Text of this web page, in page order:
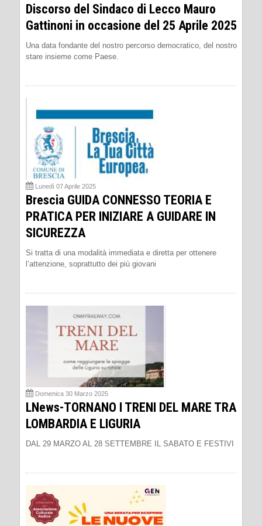
Discorso del Sindaco di Lecco Mauro
Gattinoni in occasione del 25 Aprile 2025
Una data fondante del nostro percorso democratico, del nostro
stare insieme come Paese.
Lunedì 07 Aprile 2025
Brescia GUIDA CONNESSO TEORIA E
PRATICA PER INIZIARE A GUIDARE IN
SICUREZZA
Si tratta di una modalità immediata e diretta per ottenere
l’attenzione, soprattutto dei più giovani
Domenica 30 Marzo 2025
LNews-TORNANO I TRENI DEL MARE TRA
LOMBARDIA E LIGURIA
DAL 29 MARZO AL 28 SETTEMBRE IL SABATO E FESTIVI